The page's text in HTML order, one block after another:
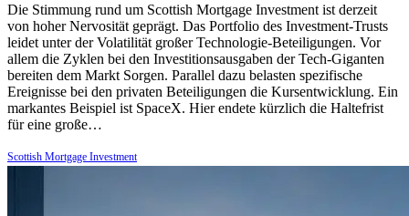
Die Stimmung rund um Scottish Mortgage Investment ist derzeit
von hoher Nervosität geprägt. Das Portfolio des Investment-Trusts
leidet unter der Volatilität großer Technologie-Beteiligungen. Vor
allem die Zyklen bei den Investitionsausgaben der Tech-Giganten
bereiten dem Markt Sorgen. Parallel dazu belasten spezifische
Ereignisse bei den privaten Beteiligungen die Kursentwicklung. Ein
markantes Beispiel ist SpaceX. Hier endete kürzlich die Haltefrist
für eine große…
Scottish Mortgage Investment